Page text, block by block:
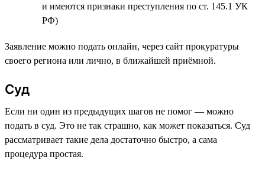
и имеются признаки преступления по ст. 145.1 УК
РФ)
Заявление можно подать онлайн, через сайт прокуратуры
своего региона или лично, в ближайшей приёмной.
Суд
Если ни один из предыдущих шагов не помог — можно
подать в суд. Это не так страшно, как может показаться. Суд
рассматривает такие дела достаточно быстро, а сама
процедура простая.